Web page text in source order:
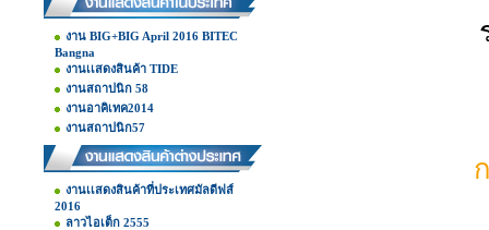
งาน BIG+BIG April 2016 BITEC
Bangna
งานเเสดงสินค้า TIDE
งานสถาปนิก 58
งานอาคิเทค2014
งานสถาปนิก57
งานเเสดงสินค้าที่ประเทศมัลดีฟส์
2016
ลาวไอเต็ก 2555